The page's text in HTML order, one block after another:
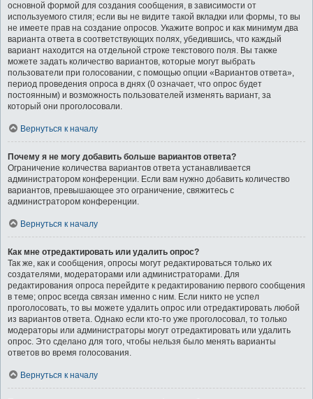
основной формой для создания сообщения, в зависимости от
используемого стиля; если вы не видите такой вкладки или формы, то вы
не имеете прав на создание опросов. Укажите вопрос и как минимум два
варианта ответа в соответствующих полях, убедившись, что каждый
вариант находится на отдельной строке текстового поля. Вы также
можете задать количество вариантов, которые могут выбрать
пользователи при голосовании, с помощью опции «Вариантов ответа»,
период проведения опроса в днях (0 означает, что опрос будет
постоянным) и возможность пользователей изменять вариант, за
который они проголосовали.
Вернуться к началу
Почему я не могу добавить больше вариантов ответа?
Ограничение количества вариантов ответа устанавливается
администратором конференции. Если вам нужно добавить количество
вариантов, превышающее это ограничение, свяжитесь с
администратором конференции.
Вернуться к началу
Как мне отредактировать или удалить опрос?
Так же, как и сообщения, опросы могут редактироваться только их
создателями, модераторами или администраторами. Для
редактирования опроса перейдите к редактированию первого сообщения
в теме; опрос всегда связан именно с ним. Если никто не успел
проголосовать, то вы можете удалить опрос или отредактировать любой
из вариантов ответа. Однако если кто-то уже проголосовал, то только
модераторы или администраторы могут отредактировать или удалить
опрос. Это сделано для того, чтобы нельзя было менять варианты
ответов во время голосования.
Вернуться к началу